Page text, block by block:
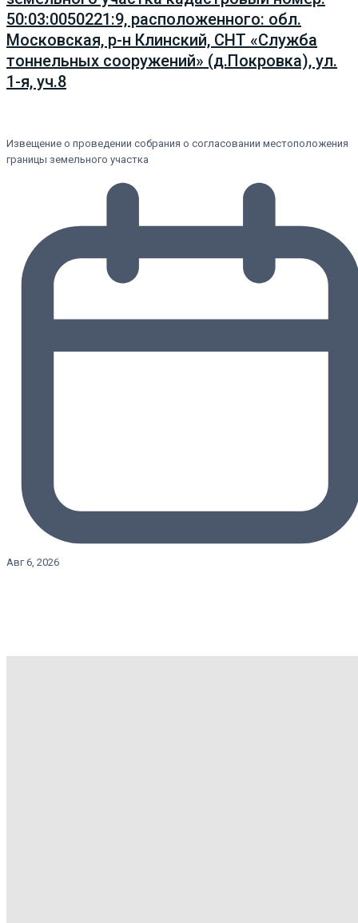
50:03:0050221:9, расположенного: обл.
Московская, р-н Клинский, СНТ «Служба
тоннельных сооружений» (д.Покровка), ул.
1-я, уч.8
Извещение о проведении собрания о согласовании местоположения
границы земельного участка
Авг 6, 2026